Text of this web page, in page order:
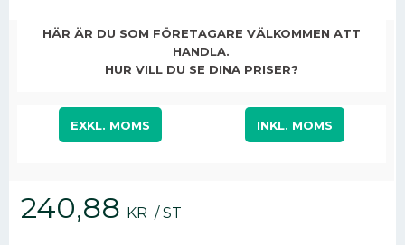
240,88 KR /ST
HÄR ÄR DU SOM FÖRETAGARE VÄLKOMMEN ATT
HANDLA.
HUR VILL DU SE DINA PRISER?
EXKL. MOMS INKL. MOMS